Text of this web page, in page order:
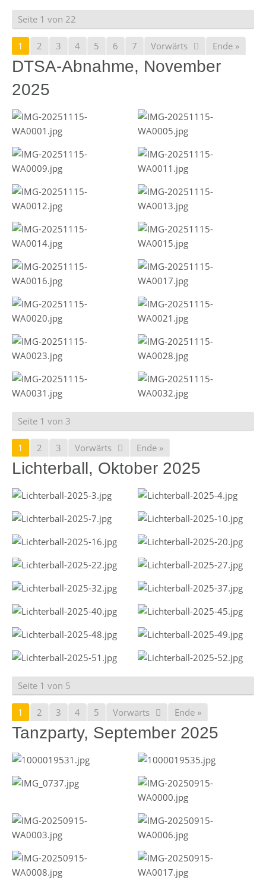
Seite 1 von 22
1 2 3 4 5 6 7 Vorwärts Ende »
DTSA-Abnahme, November
2025
Seite 1 von 3
1 2 3 Vorwärts Ende »
Lichterball, Oktober 2025
Seite 1 von 5
1 2 3 4 5 Vorwärts Ende »
Tanzparty, September 2025